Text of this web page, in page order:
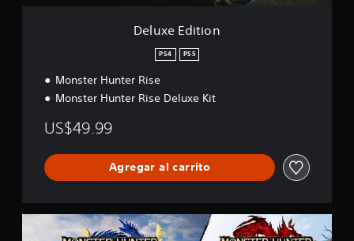
Deluxe Edition
PS4 PS5
Monster Hunter Rise
Monster Hunter Rise Deluxe Kit
US$49.99
Agregar al carrito